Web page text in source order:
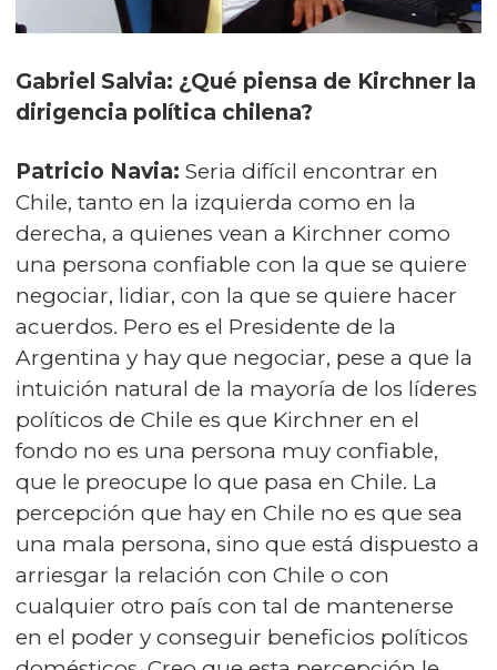
Gabriel Salvia: ¿Qué piensa de Kirchner la
dirigencia política chilena?
Patricio Navia: Seria difícil encontrar en
Chile, tanto en la izquierda como en la
derecha, a quienes vean a Kirchner como
una persona confiable con la que se quiere
negociar, lidiar, con la que se quiere hacer
acuerdos. Pero es el Presidente de la
Argentina y hay que negociar, pese a que la
intuición natural de la mayoría de los líderes
políticos de Chile es que Kirchner en el
fondo no es una persona muy confiable,
que le preocupe lo que pasa en Chile. La
percepción que hay en Chile no es que sea
una mala persona, sino que está dispuesto a
arriesgar la relación con Chile o con
cualquier otro país con tal de mantenerse
en el poder y conseguir beneficios políticos